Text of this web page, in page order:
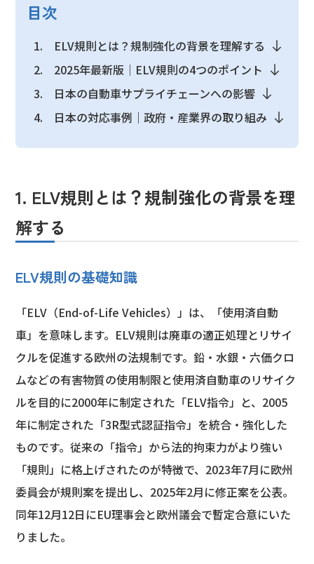
目次
ELV規則とは？規制強化の背景を理解する
2025年最新版｜ELV規則の4つのポイント
日本の自動車サプライチェーンへの影響
日本の対応事例｜政府・産業界の取り組み
1. ELV規則とは？規制強化の背景を理
解する
ELV規則の基礎知識
「ELV（End-of-Life Vehicles）」は、「使用済自動
車」を意味します。ELV規則は廃車の適正処理とリサイ
クルを促進する欧州の法規制です。鉛・水銀・六価クロ
ムなどの有害物質の使用制限と使用済自動車のリサイク
ルを目的に2000年に制定された「ELV指令」と、2005
年に制定された「3R型式認証指令」を統合・強化した
ものです。従来の「指令」から法的拘束力がより強い
「規則」に格上げされたのが特徴で、2023年7月に欧州
委員会が規則案を提出し、2025年2月に修正案を公表。
同年12月12日にEU理事会と欧州議会で暫定合意にいた
りました。